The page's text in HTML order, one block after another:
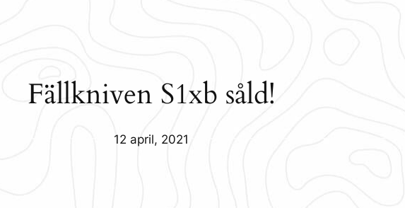
Fällkniven S1xb såld!
12 april, 2021